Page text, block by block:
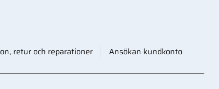
retur och reparationer Ansökan kundkonto